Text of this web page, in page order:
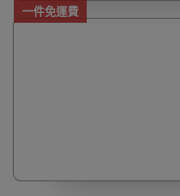
一件免運費